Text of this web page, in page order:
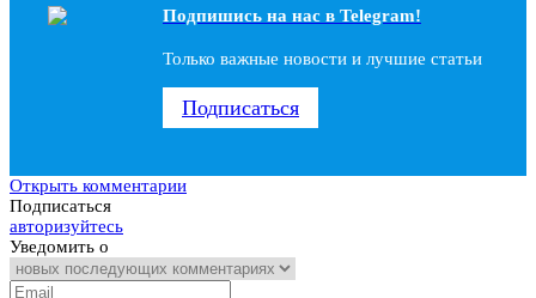
Подпишись на наc в Telegram!
Только важные новости и лучшие статьи
Подписаться
Открыть комментарии
Подписаться
авторизуйтесь
Уведомить о